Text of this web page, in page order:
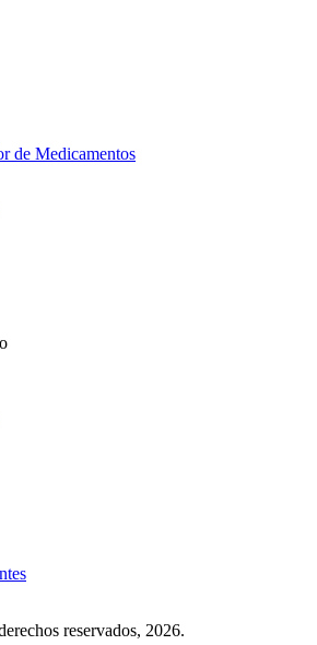
de Medicamentos
reservados, 2026.